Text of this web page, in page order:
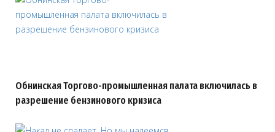
Обнинская Торгово-промышленная палата включилась в
разрешение бензинового кризиса